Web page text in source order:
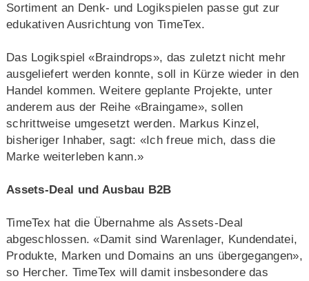
Sortiment an Denk- und Logikspielen passe gut zur
edukativen Ausrichtung von TimeTex.
Das Logikspiel «Braindrops», das zuletzt nicht mehr
ausgeliefert werden konnte, soll in Kürze wieder in den
Handel kommen. Weitere geplante Projekte, unter
anderem aus der Reihe «Braingame», sollen
schrittweise umgesetzt werden. Markus Kinzel,
bisheriger Inhaber, sagt: «Ich freue mich, dass die
Marke weiterleben kann.»
Assets-Deal und Ausbau B2B
TimeTex hat die Übernahme als Assets-Deal
abgeschlossen. «Damit sind Warenlager, Kundendatei,
Produkte, Marken und Domains an uns übergegangen»,
so Hercher. TimeTex will damit insbesondere das